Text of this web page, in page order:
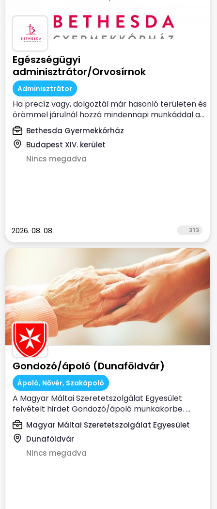
Egészségügyi
adminisztrátor/Orvosírnok
Adminisztrátor
Ha precíz vagy, dolgoztál már hasonló területen és
örömmel járulnál hozzá mindennapi munkáddal a...
Bethesda Gyermekkórház
Budapest XIV. kerület
Nincs megadva
2026. 08. 08. 313
Gondozó/ápoló (Dunaföldvár)
Ápoló, Nővér, Szakápoló
A Magyar Máltai Szeretetszolgálat Egyesület
felvételt hirdet Gondozó/ápoló munkakörbe. ...
Magyar Máltai Szeretetszolgálat Egyesület
Dunaföldvár
Nincs megadva